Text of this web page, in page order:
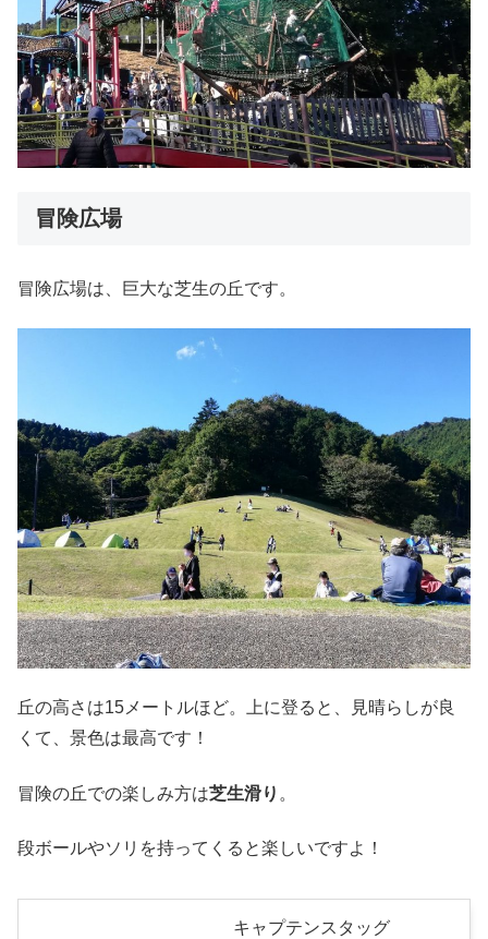
冒険広場
冒険広場は、巨大な芝生の丘です。
丘の高さは15メートルほど。上に登ると、見晴らしが良
くて、景色は最高です！
冒険の丘での楽しみ方は芝生滑り 。
段ボールやソリを持ってくると楽しいですよ！
キャプテンスタッグ